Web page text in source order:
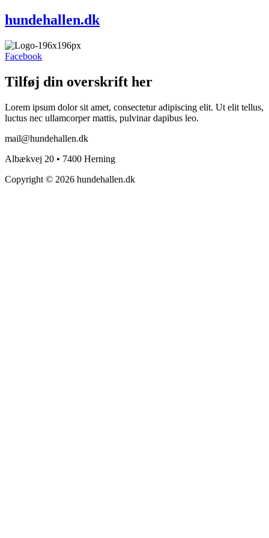
hundehallen.dk
Facebook
Tilføj din overskrift her
Lorem ipsum dolor sit amet, consectetur adipiscing elit. Ut elit tellus,
luctus nec ullamcorper mattis, pulvinar dapibus leo.
mail@hundehallen.dk
Albækvej 20 • 7400 Herning
Copyright © 2026 hundehallen.dk